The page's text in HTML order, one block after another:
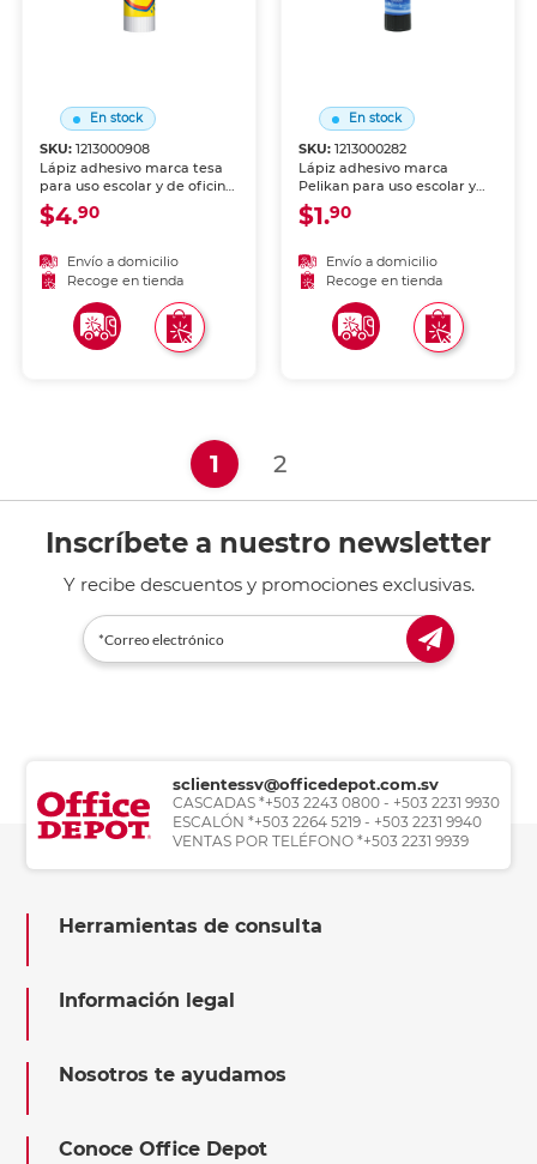
En stock
SKU:1213000908
Lápiz adhesivo marca tesa
para uso escolar y de oficina.
Aplicación limpia y uniforme
sobre papel, cartón y foamy.
de secado rápido.
$4.90
Envío a domicilio
Recoge en tienda
En stock
SKU: 1213000282
Lápiz adhesivo marca
Pelikan para uso escolar y
de oficina. Aplicación limpia
y uniforme sobre papel,
lavable, no tóxica y de
secado rápido.
$1.90
Envío a domicilio
Recoge en tienda
1(current)
2
Inscríbete a nuestro newsletter
Y recibe descuentos y promociones exclusivas.
sclientessv@officedepot.com.sv
CASCADAS *+503 2243 0800 - +503 2231 9930
ESCALÓN *+503 2264 5219 - +503 2231 9940
VENTAS POR TELÉFONO *+503 2231 9939
Herramientas de consulta
Información legal
Nosotros te ayudamos
Conoce Office Depot